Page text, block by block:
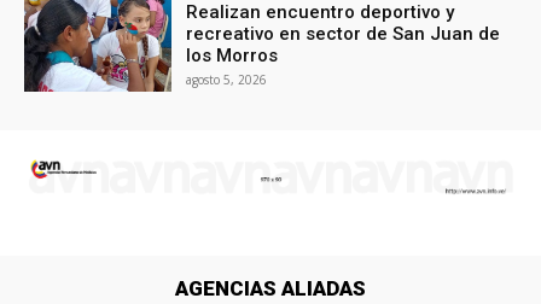
Realizan encuentro deportivo y
recreativo en sector de San Juan de
los Morros
agosto 5, 2026
AGENCIAS ALIADAS